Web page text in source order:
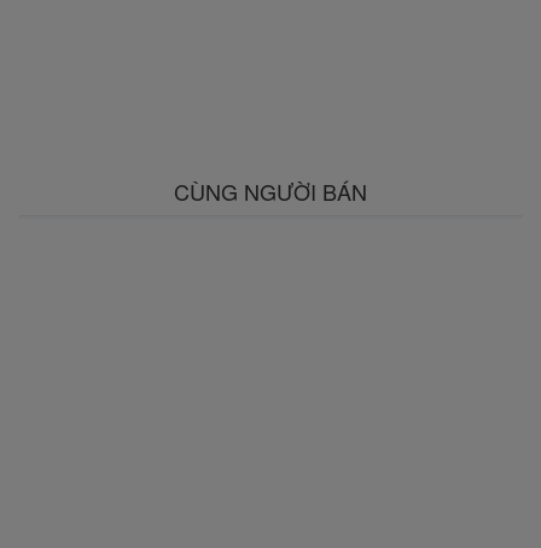
CÙNG NGƯỜI BÁN